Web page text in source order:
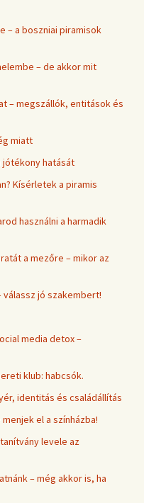
– a boszniai piramisok
– de akkor mit
– megszállók, entitások és
miatt
jótékony hatását
Kísérletek a piramis
használni a harmadik
a mezőre – mikor az
jó szakembert!
media detox –
klub: habcsók.
identitás és családállítás
el a színházba!
levele az
– még akkor is, ha